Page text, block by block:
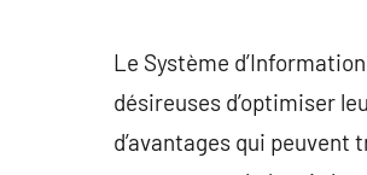
Le Système
désireuses d’optimiser
d’avantages qui